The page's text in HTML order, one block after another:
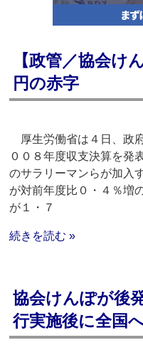
【政管／協会け
円の赤字
厚生労働省は４日、政
００８年度収支決算を発
のサラリーマンらが加入
が対前年度比０・４％増
が１・７
続きを読む »
協会けんぽが後
行実施後に全国